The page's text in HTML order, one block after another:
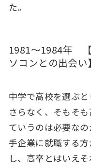
た。
1981～1984年
ソコンとの出会い】
中学で高校を選ぶ
さらなく、そもそ
ていうのは必要な
手企業に就職する
し、高卒とはいえ